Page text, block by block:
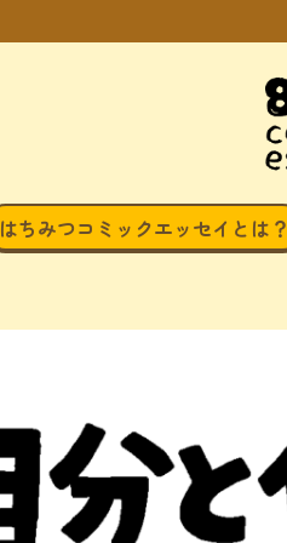
はちみつコミックエッセイとは？